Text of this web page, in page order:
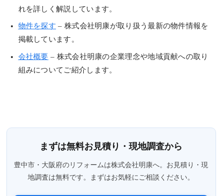
れを詳しく解説しています。
物件を探す – 株式会社明康が取り扱う最新の物件情報を
掲載しています。
会社概要 – 株式会社明康の企業理念や地域貢献への取り
組みについてご紹介します。
まずは無料お見積り・現地調査から
豊中市・大阪府のリフォームは株式会社明康へ。お見積り・現
地調査は無料です。まずはお気軽にご相談ください。